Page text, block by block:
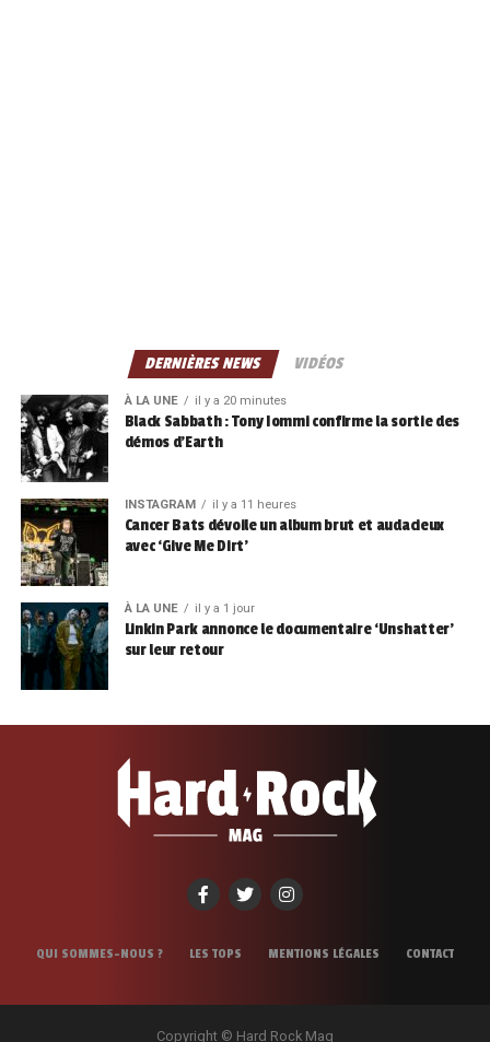
DERNIÈRES NEWS VIDÉOS
À LA UNE il y a 20 minutes
Black Sabbath : Tony Iommi confirme la sortie des
démos d’Earth
INSTAGRAM il y a 11 heures
Cancer Bats dévoile un album brut et audacieux
avec ‘Give Me Dirt’
À LA UNE il y a 1 jour
Linkin Park annonce le documentaire ‘Unshatter’
sur leur retour
QUI SOMMES-NOUS ? LES TOPS MENTIONS LÉGALES CONTACT
Copyright © Hard Rock Mag